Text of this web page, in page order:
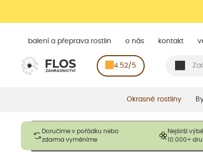
balení a přeprava rostlin o nás kontakt
4.52/5
Okrasné rostliny
Doručíme v pořádku nebo
zdarma vyměníme
Nejširší
10.000+
Obrázky slouží pouze pro ilustrační účely a mají
opadavé rostliny dodávány v dormantním stavu a